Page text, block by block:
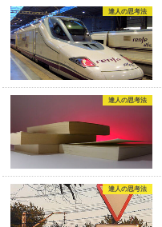
達人の思考法
達人の思考法
達人の思考法